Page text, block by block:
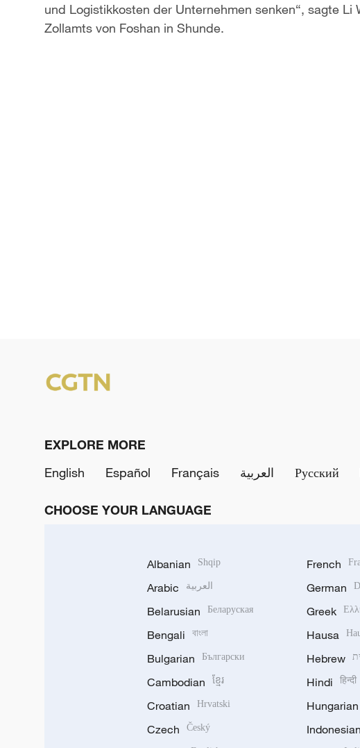
und Logistikkosten der Unternehmen senken“, sagte
Zollamts von Foshan in Shunde.
EXPLORE MORE
English
Español Français العربية Русский
CHOOSE YOUR LANGUAGE
Albanian Shqip
Arabic العربية
Belarusian Беларуская
Bengali বাংলা
Bulgarian Български
Cambodian ខ្មែរ
Croatian Hrvatski
Czech Český
French
German
Greek
Hausa
Hebrew
Hindi हिन्दी
Hungarian
Indonesian